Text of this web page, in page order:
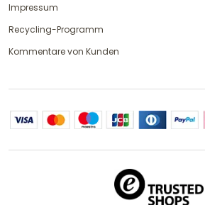
Impressum
Recycling-Programm
Kommentare von Kunden